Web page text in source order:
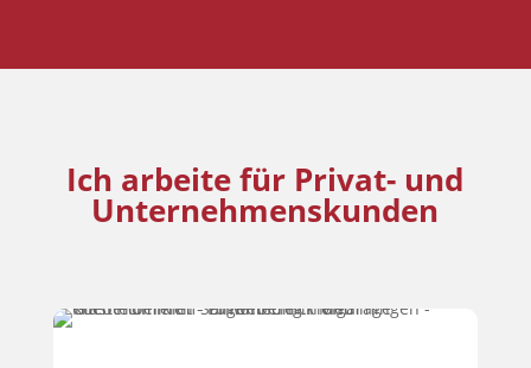
Ich arbeite für Privat- und
Unternehmenskunden